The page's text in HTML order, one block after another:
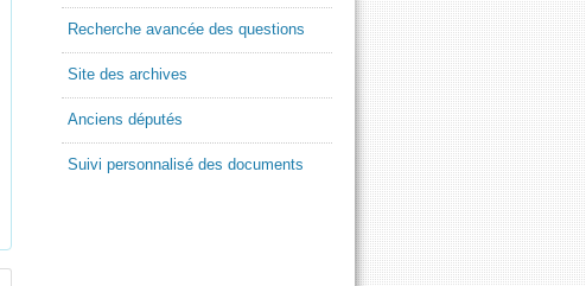
Recherche avancée des questions
Site des archives
Anciens députés
Suivi personnalisé des documents